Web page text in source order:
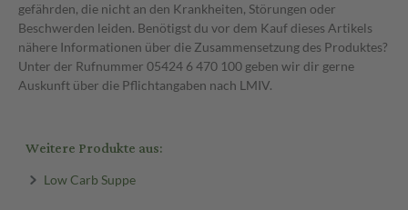
gefährden, die nicht an den Krankheiten, Störungen oder
Beschwerden leiden. Benötigst du vor dem Kauf dieses Artikels
nähere Informationen über die Zusammensetzung des Produktes?
Unter der Rufnummer 05424 6 470 100 geben wir dir gerne
Auskunft über die Pflichtangaben nach LMIV.
Weitere Produkte aus:
Low Carb Suppe